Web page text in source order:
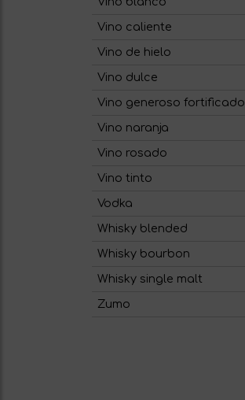
Vino caliente
Vino de hielo
Vino dulce
Vino generoso fortificado
Vino naranja
Vino rosado
Vino tinto
Vodka
Whisky blended
Whisky bourbon
Whisky single malt
Zumo